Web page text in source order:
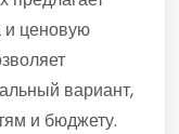
и ценовую
вариант,
и бюджету.